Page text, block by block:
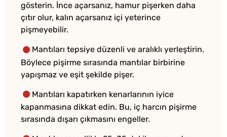
gösterin. İnce açarsanız, hamur pişerken daha
çıtır olur, kalın açarsanız içi yeterince
pişmeyebilir.
Mantıları tepsiye düzenli ve aralıklı yerleştirin.
Böylece pişirme sırasında mantılar birbirine
yapışmaz ve eşit şekilde pişer.
Mantıları kapatırken kenarlarının iyice
kapanmasına dikkat edin. Bu, iç harcın pişirme
sırasında dışarı çıkmasını engeller.